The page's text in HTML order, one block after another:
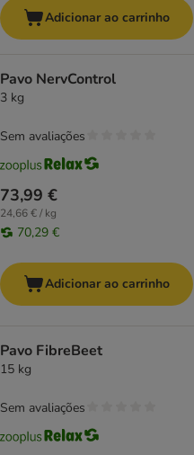
Adicionar ao carrinho
Pavo NervControl
3 kg
73,99 €
24,66 € / kg
70,29 €
Sem avaliações
Adicionar ao carrinho
Pavo FibreBeet
15 kg
Sem avaliações